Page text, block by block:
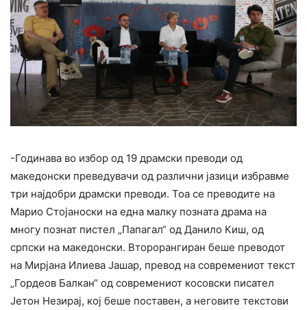
-Годинава во избор од 19 драмски преводи од
македонски преведувачи од различни јазици избравме
три најдобри драмски преводи. Тоа се преводите на
Марио Стојаноски на една малку позната драма на
многу познат пистел „Папагал“ од Данило Киш, од
српски на македонски. Второрангиран беше преводот
на Мирјана Илиева Јашар, превод на современиот текст
„Гордеов Балкан“ од современиот косовски писател
Јетон Незирај, кој беше поставен, а неговите текстови